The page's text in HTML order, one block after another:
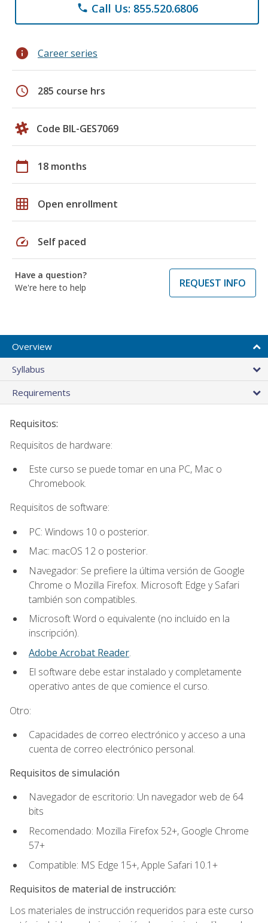
phone Call Us: 855.520.6806
info Career series
schedule 285 course hrs
Code BIL-GES7069
calendar_today 18 months
grid_on Open enrollment
speed Self paced
Have a question?
We're here to help
REQUEST INFO
Overview
Syllabus
Requirements
Requisitos:
Requisitos de hardware:
Este curso se puede tomar en una PC, Mac o
Chromebook.
Requisitos de software:
PC: Windows 10 o posterior.
Mac: macOS 12 o posterior.
Navegador: Se prefiere la última versión de Google
Chrome o Mozilla Firefox. Microsoft Edge y Safari
también son compatibles.
Microsoft Word o equivalente (no incluido en la
inscripción).
Adobe Acrobat Reader.
El software debe estar instalado y completamente
operativo antes de que comience el curso.
Otro:
Capacidades de correo electrónico y acceso a una
cuenta de correo electrónico personal.
Requisitos de simulación
Navegador de escritorio: Un navegador web de 64
bits
Recomendado: Mozilla Firefox 52+, Google Chrome
57+
Compatible: MS Edge 15+, Apple Safari 10.1+
Requisitos de material de instrucción:
Los materiales de instrucción requeridos para este curso